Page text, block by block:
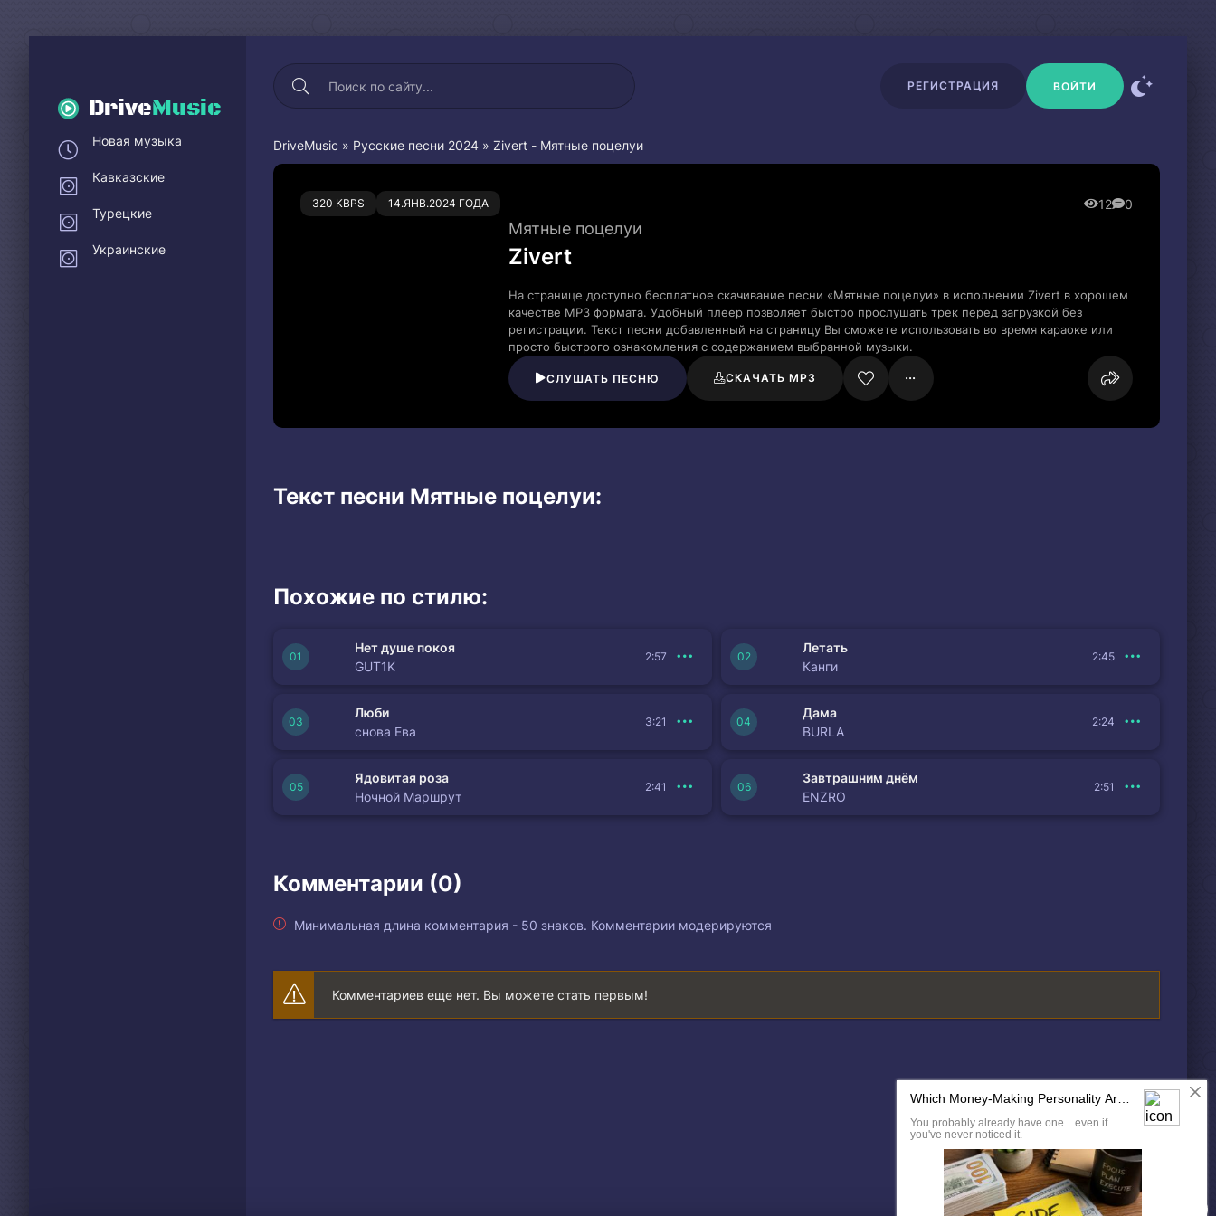
DriveMusic
РЕГИСТРАЦИЯ ВОЙТИ
DriveMusic » Русские песни 2024 » Zivert - Мятные поцелуи
320 KBPS 14.ЯНВ.2024 ГОДА 12 0
0 0
Мятные поцелуи
Zivert
На странице доступно бесплатное скачивание песни «Мятные поцелуи» в исполнении Zivert в хорошем
качестве MP3 формата. Удобный плеер позволяет быстро прослушать трек перед загрузкой без
регистрации. Текст песни добавленный на страницу Вы сможете использовать во время караоке или
просто быстрого ознакомления с содержанием выбранной музыки.
СЛУШАТЬ ПЕСНЮ СКАЧАТЬ MP3
Текст песни Мятные поцелуи:
Похожие по стилю:
Нет душе покоя
GUT1K
2:57
Летать
Канги
2:45
Люби
снова Ева
3:21
Дама
BURLA
2:24
Ядовитая роза
Ночной Маршрут
2:41
Завтрашним днём
ENZRO
2:51
Комментарии (0)
Минимальная длина комментария - 50 знаков. Комментарии модерируются
Комментариев еще нет. Вы можете стать первым!
Новая музыка
Кавказские
Турецкие
Украинские